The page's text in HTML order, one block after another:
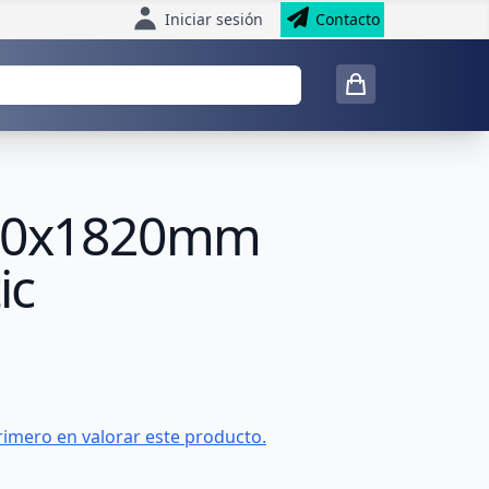
Iniciar sesión Contacto
en valorar este producto.